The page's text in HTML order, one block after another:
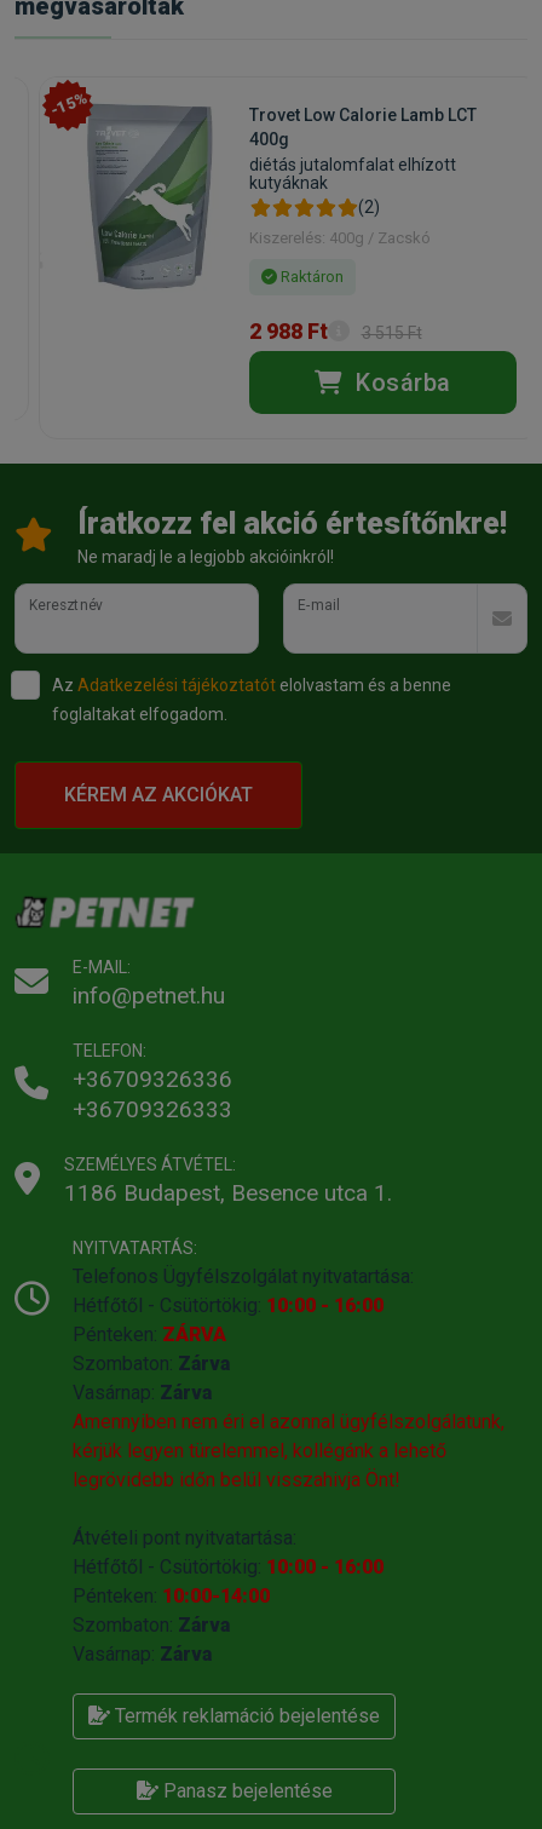
megvásárolták
-15%
Trovet Low Calorie Lamb LCT
400g
diétás jutalomfalat elhízott
kutyáknak
(2)
Kiszerelés: 400g / Zacskó
Raktáron
2 988 Ft 3 515 Ft
Kosárba
Íratkozz fel akció értesítőnkre!
Ne maradj le a legjobb akcióinkról!
Keresztnév E-mail
Az Adatkezelési tájékoztatót elolvastam és a benne
foglaltakat elfogadom.
KÉREM AZ AKCIÓKAT
E-MAIL:
info@petnet.hu
TELEFON:
+36709326336
+36709326333
SZEMÉLYES ÁTVÉTEL:
1186 Budapest, Besence utca 1.
NYITVATARTÁS:
Telefonos Ügyfélszolgálat nyitvatartása:
Hétfőtől - Csütörtökig: 10:00 - 16:00
Pénteken: ZÁRVA
Szombaton: Zárva
Vasárnap: Zárva
Amennyiben nem éri el azonnal ügyfélszolgálatunk,
kérjük legyen türelemmel, kollégánk a lehető
legrövidebb időn belül visszahivja Önt!
Átvételi pont nyitvatartása:
Hétfőtől - Csütörtökig: 10:00 - 16:00
Pénteken: 10:00-14:00
Szombaton: Zárva
Vasárnap: Zárva
Termék reklamáció bejelentése
Panasz bejelentése